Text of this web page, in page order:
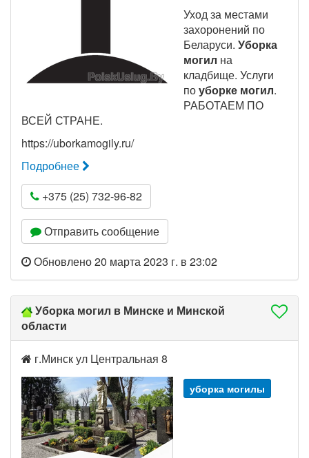
Уход за местами
захоронений по
Беларуси. Уборка
могил на
кладбище. Услуги
поуборке могил.
РАБОТАЕМ ПО
ВСЕЙ СТРАНЕ.
https://uborkamogily.ru/
Подробнее
+375 (25) 732-96-82
Отправить сообщение
Обновлено 20 марта 2023 г. в 23:02
Уборка могил в Минске и Минской
области
г.Минск ул Центральная 8
уборка могилы